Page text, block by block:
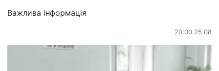
Важлива інформація
20:00 25.08